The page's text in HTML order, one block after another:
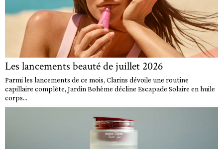
Les lancements beauté de juillet 2026
Parmi les lancements de ce mois, Clarins dévoile une routine
capillaire complète, Jardin Bohème décline Escapade Solaire en huile
corps...